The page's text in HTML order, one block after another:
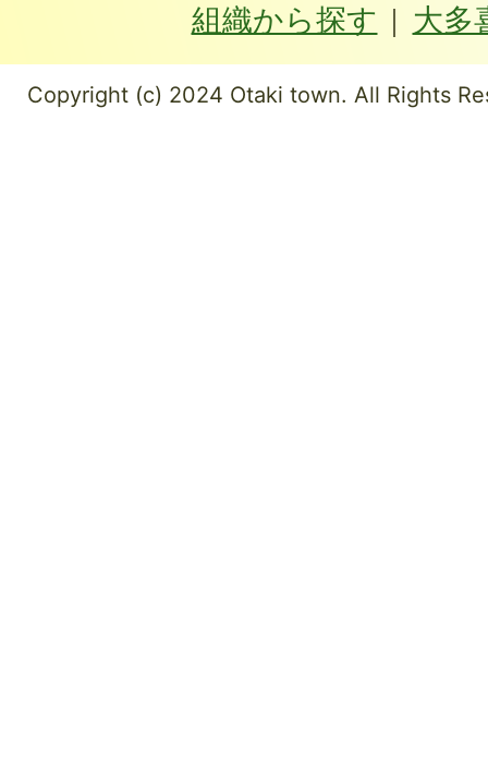
組織から探す
大多
Copyright (c) 2024 Otaki town. All Rights